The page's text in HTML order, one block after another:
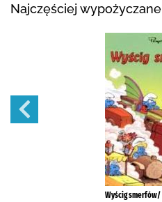
Najczęściej wypożyczane
Wyścig smerfów/